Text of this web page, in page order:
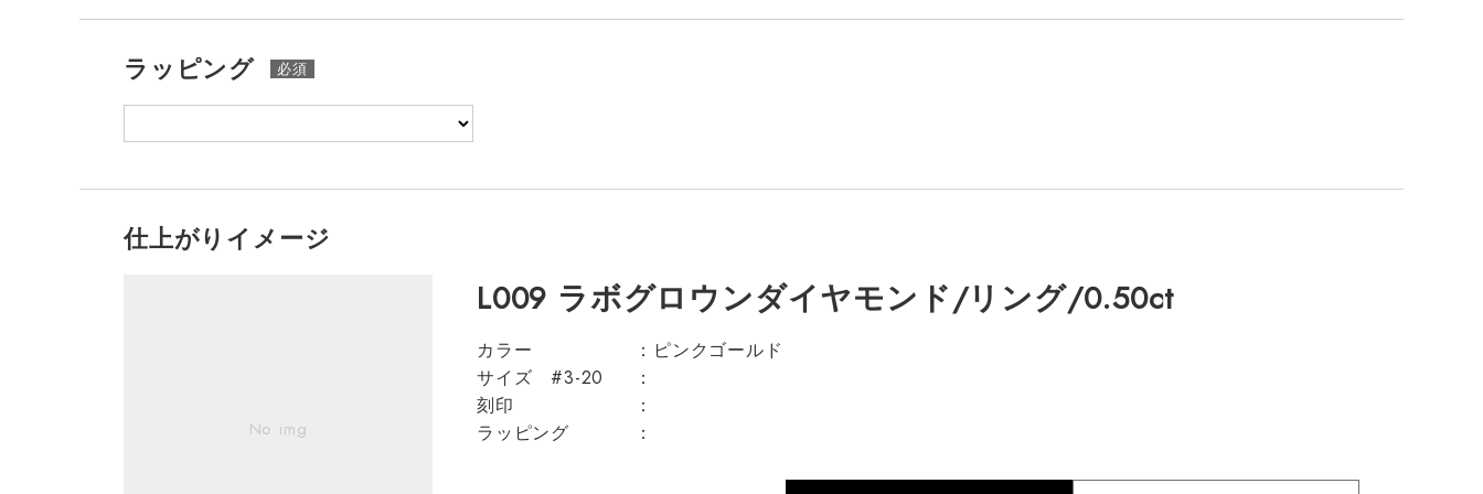
ラッピング
仕上がりイメージ
L009 ラボグロウンダイヤモンド/リング/0.50ct
カラー
ピンクゴールド
サイズ #3-20
刻印
ラッピング